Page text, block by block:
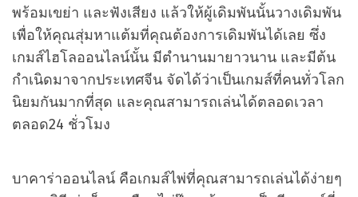
พร้อมเขย่า และฟังเสียง แล้วให้ผู้เดิมพันนั้นวางเดิมพัน
เพื่อให้คุณสุ่มหาแต้มที่คุณต้องการเดิมพันได้เลย ซึ่ง
เกมส์ไฮโลออนไลน์นั้น มีตำนานมายาวนาน และมีต้น
กำเนิดมาจากประเทศจีน จัดได้ว่าเป็นเกมส์ที่คนทั่วโลก
นิยมกันมากที่สุด และคุณสามารถเล่นได้ตลอดเวลา
ตลอด24 ชั่วโมง
บาคาร่าออนไลน์ คือเกมส์ไพ่ที่คุณสามารถเล่นได้ง่ายๆ